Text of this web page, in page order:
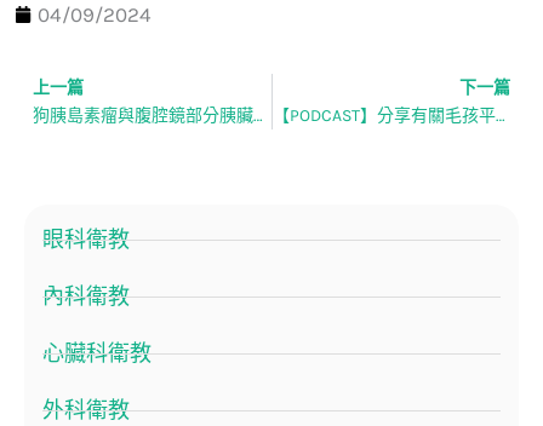
04/09/2024
上一頁
上一篇
狗胰島素瘤與腹腔鏡部分胰臟切除術介紹-腫瘤外科部 鄒天思 獸醫師
下一篇
【PODCAST】分享有關毛孩平靜終點的故事
眼科衛教
內科衛教
心臟科衛教
外科衛教